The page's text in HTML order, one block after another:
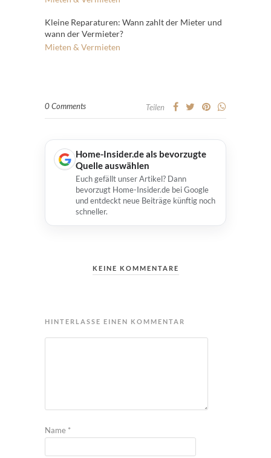
Kleine Reparaturen: Wann zahlt der Mieter und
wann der Vermieter?
Mieten & Vermieten
0 Comments Teilen
Home-Insider.de als bevorzugte
Quelle auswählen
Euch gefällt unser Artikel? Dann
bevorzugt Home-Insider.de bei Google
und entdeckt neue Beiträge künftig noch
schneller.
KEINE KOMMENTARE
HINTERLASSE EINEN KOMMENTAR
Name *